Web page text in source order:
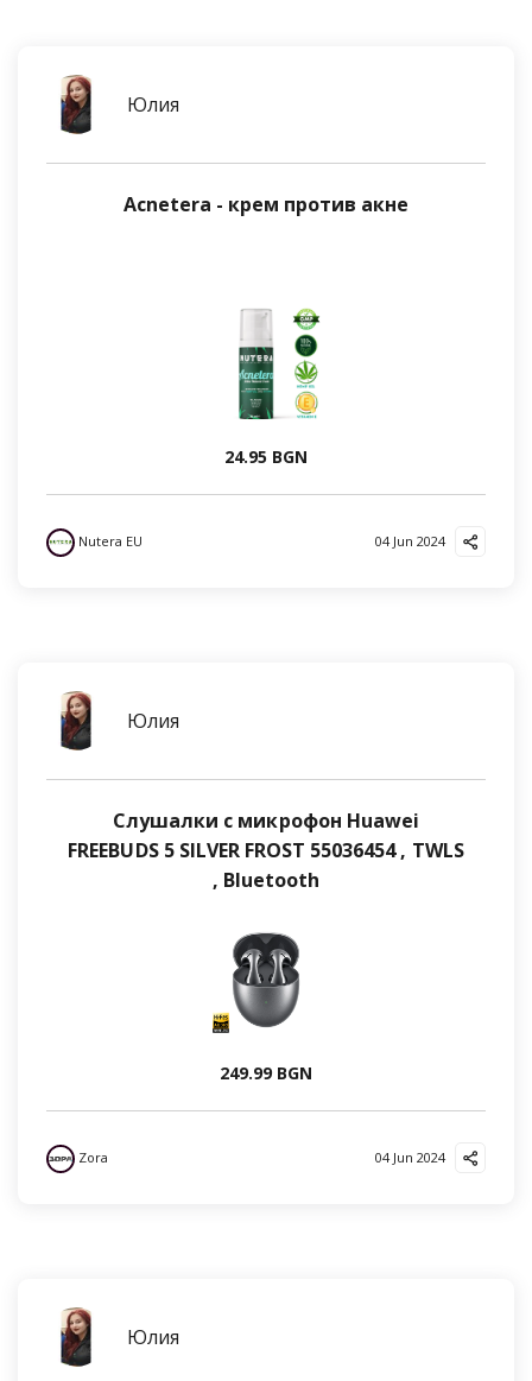
Юлия
Acnetera - крем против акне
24.95 BGN
Nutera EU 04 Jun 2024
Юлия
Слушалки с микрофон Huawei
FREEBUDS 5 SILVER FROST 55036454 , TWLS
, Bluetooth
249.99 BGN
Zora 04 Jun 2024
Юлия